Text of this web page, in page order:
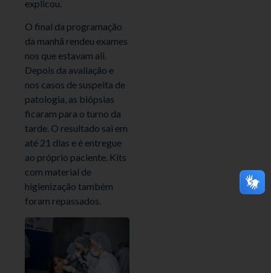
explicou.
O final da programação
da manhã rendeu exames
nos que estavam ali.
Depois da avaliação e
nos casos de suspeita de
patologia, as biópsias
ficaram para o turno da
tarde. O resultado sai em
até 21 dias e é entregue
ao próprio paciente. Kits
com material de
higienização também
foram repassados.